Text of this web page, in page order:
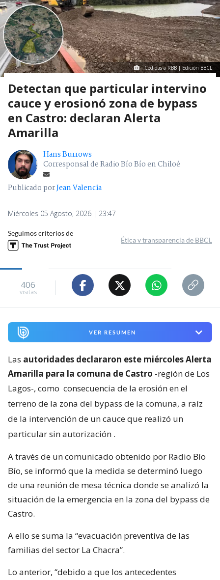
Cedidas a RBB | Edición BBCL
Detectan que particular intervino
cauce y erosionó zona de bypass
en Castro: declaran Alerta
Amarilla
Hans Burrows
Corresponsal de Radio Bío Bío en Chiloé
Publicado porJean Valencia
Miércoles 05 Agosto, 2026 | 23:47
Seguimos criterios de
Ética y transparencia de BBCL
406
visitas
VER RESUMEN
Las autoridades declararon este miércoles Alerta
Amarilla para la comuna de Castro -región de Los
Lagos-, como consecuencia de la erosión en el
terreno de la zona del bypass de la comuna, a raíz
de la intervención de un cauce que realizó un
particular sin autorización .
A través de un comunicado obtenido por Radio Bío
Bío, se informó que la medida se determinó luego
de una reunión de mesa técnica donde se analizó la
situación de la emergencia en la zona del bypass de
Castro.
A ello se suma la “evacuación preventiva de las
familias del sector La Chacra”.
Lo anterior, “debido a que los antecedentes